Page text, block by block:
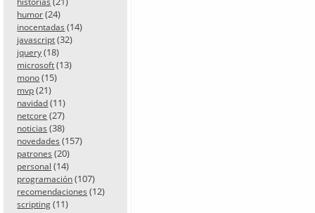
humor (24)
inocentadas (14)
javascript (32)
jquery (18)
microsoft (13)
mono (15)
mvp (21)
navidad (11)
netcore (27)
noticias (38)
novedades (157)
patrones (20)
personal (14)
programación (107)
recomendaciones (12)
scripting (11)